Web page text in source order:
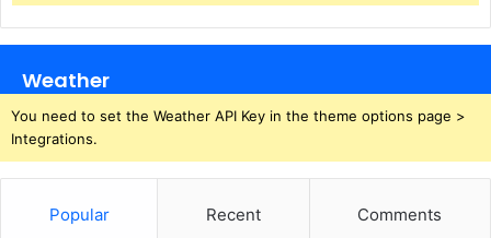
Weather
You need to set the Weather API Key in the theme options page >
Integrations.
Popular Recent Comments